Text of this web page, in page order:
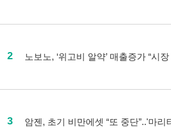
2 노보노, ‘위고비 알약’ 매출증가 “시
3 암젠, 초기 비만에셋 “또 중단”..'마리